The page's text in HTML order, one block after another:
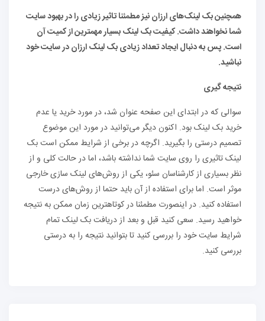
همچنین بک لینک‌های ارزان نیز مطمئنا تاثیر زیادی را در بهبود سایت
شما نخواهند داشت. کیفیت بک لینک بسیار مهمترین از کمیت آن
است. پس به دنبال ایجاد تعداد زیادی بک لینک ارزان در سایت خود
نباشید.
نتیجه گیری
سوالی که در ابتدای این صفحه عنوان شد، در مورد خرید یا عدم
خرید بک لینک بود. اکنون دیگر می‌توانید در مورد این موضوع
تصمیم درستی را بگیرید. اگرچه در برخی از شرایط ممکن است بک
لینک تاثیری را روی سایت شما نداشته باشد، اما در حالت کلی و از
نظر بسیاری از کارشناسان سئو، یکی از روش‌های لینک سازی خارجی
موثر است. اما برای استفاده از آن باید حتما از روش‌های درست
استفاده کنید. در اینصورت مطمئنا در کوتاهترین زمان ممکن به نتیجه
خواهید رسید. سعی کنید قبل و بعد از دریافت بک لینک تمام
شرایط سایت خود را بررسی کنید تا بتوانید نتیجه‌ را به درستی
بررسی کنید.